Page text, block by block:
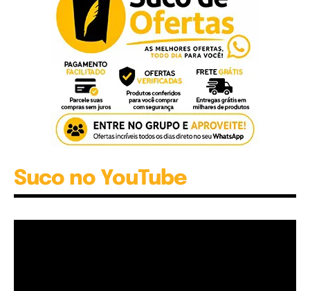
Suco no YouTube